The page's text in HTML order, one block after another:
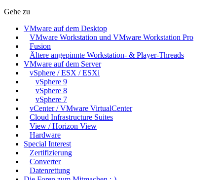
Gehe zu
VMware auf dem Desktop
VMware Workstation und VMware Workstation Pro
Fusion
Ältere angepinnte Workstation- & Player-Threads
VMware auf dem Server
vSphere / ESX / ESXi
vSphere 9
vSphere 8
vSphere 7
vCenter / VMware VirtualCenter
Cloud Infrastructure Suites
View / Horizon View
Hardware
Special Interest
Zertifizierung
Converter
Datenrettung